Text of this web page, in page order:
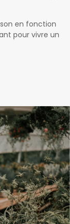
en fonction
pour vivre un